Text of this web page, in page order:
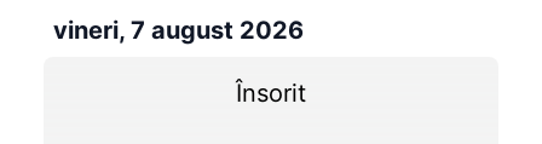
vineri, 7 august 2026
Însorit